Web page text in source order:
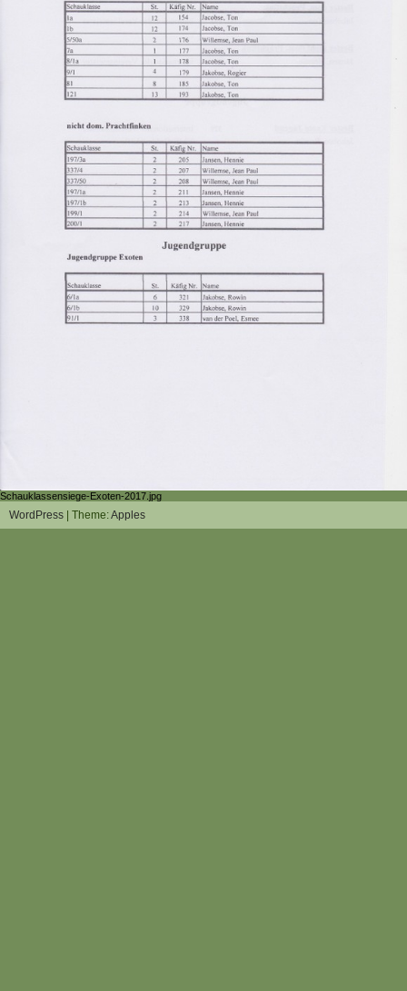
Schauklassensiege-Exoten-2017.jpg
WordPress | Theme:Apples